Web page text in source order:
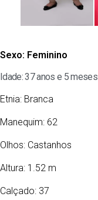
Sexo: Feminino
Idade: 37 anos e 5 meses
Etnia: Branca
Manequim: 62
Olhos: Castanhos
Altura: 1.52 m
Calçado: 37